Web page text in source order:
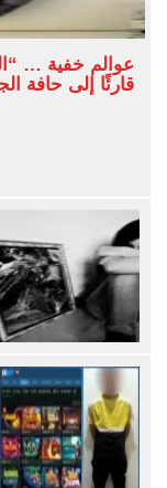
عوالم خفية …
قارئًا إلى حافة